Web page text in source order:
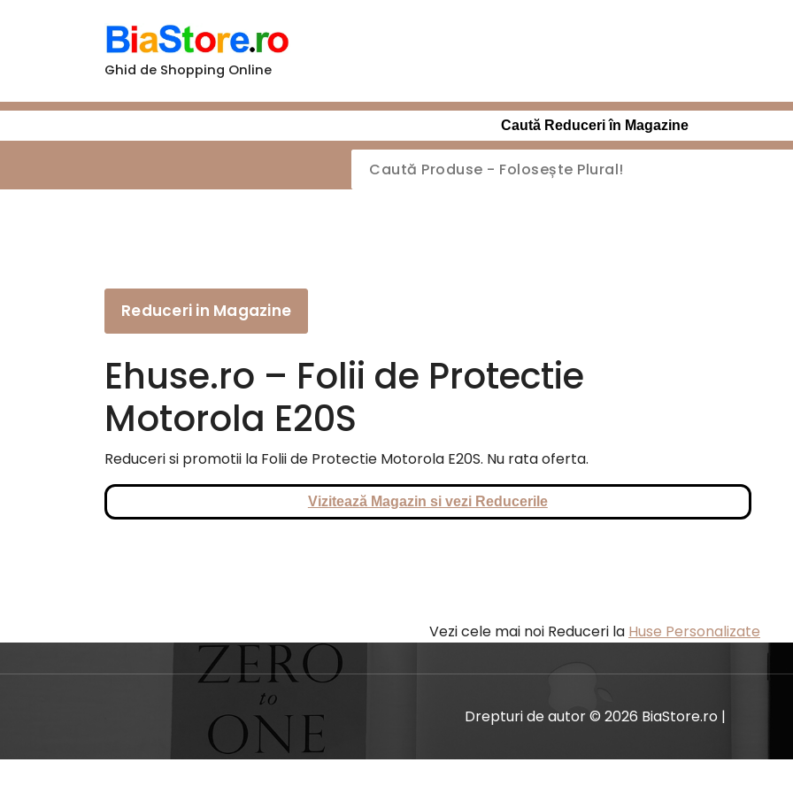
Ghid de Shopping Online
Caută Reduceri în Magazine
Reduceri in Magazine
Ehuse.ro – Folii de Protectie
Motorola E20S
Reduceri si promotii la Folii de Protectie Motorola E20S. Nu rata oferta.
Vizitează Magazin si vezi Reducerile
Vezi cele mai noi Reduceri la Huse Personalizate
Drepturi de autor © 2026 BiaStore.ro |